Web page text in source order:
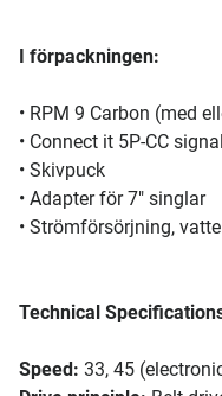
I förpackningen:
• RPM 9 Carbon (med
• Connect it 5P-CC
• Skivpuck
• Adapter för 7" singlar
• Strömförsörjning,
Technical
Speed: 33, 45